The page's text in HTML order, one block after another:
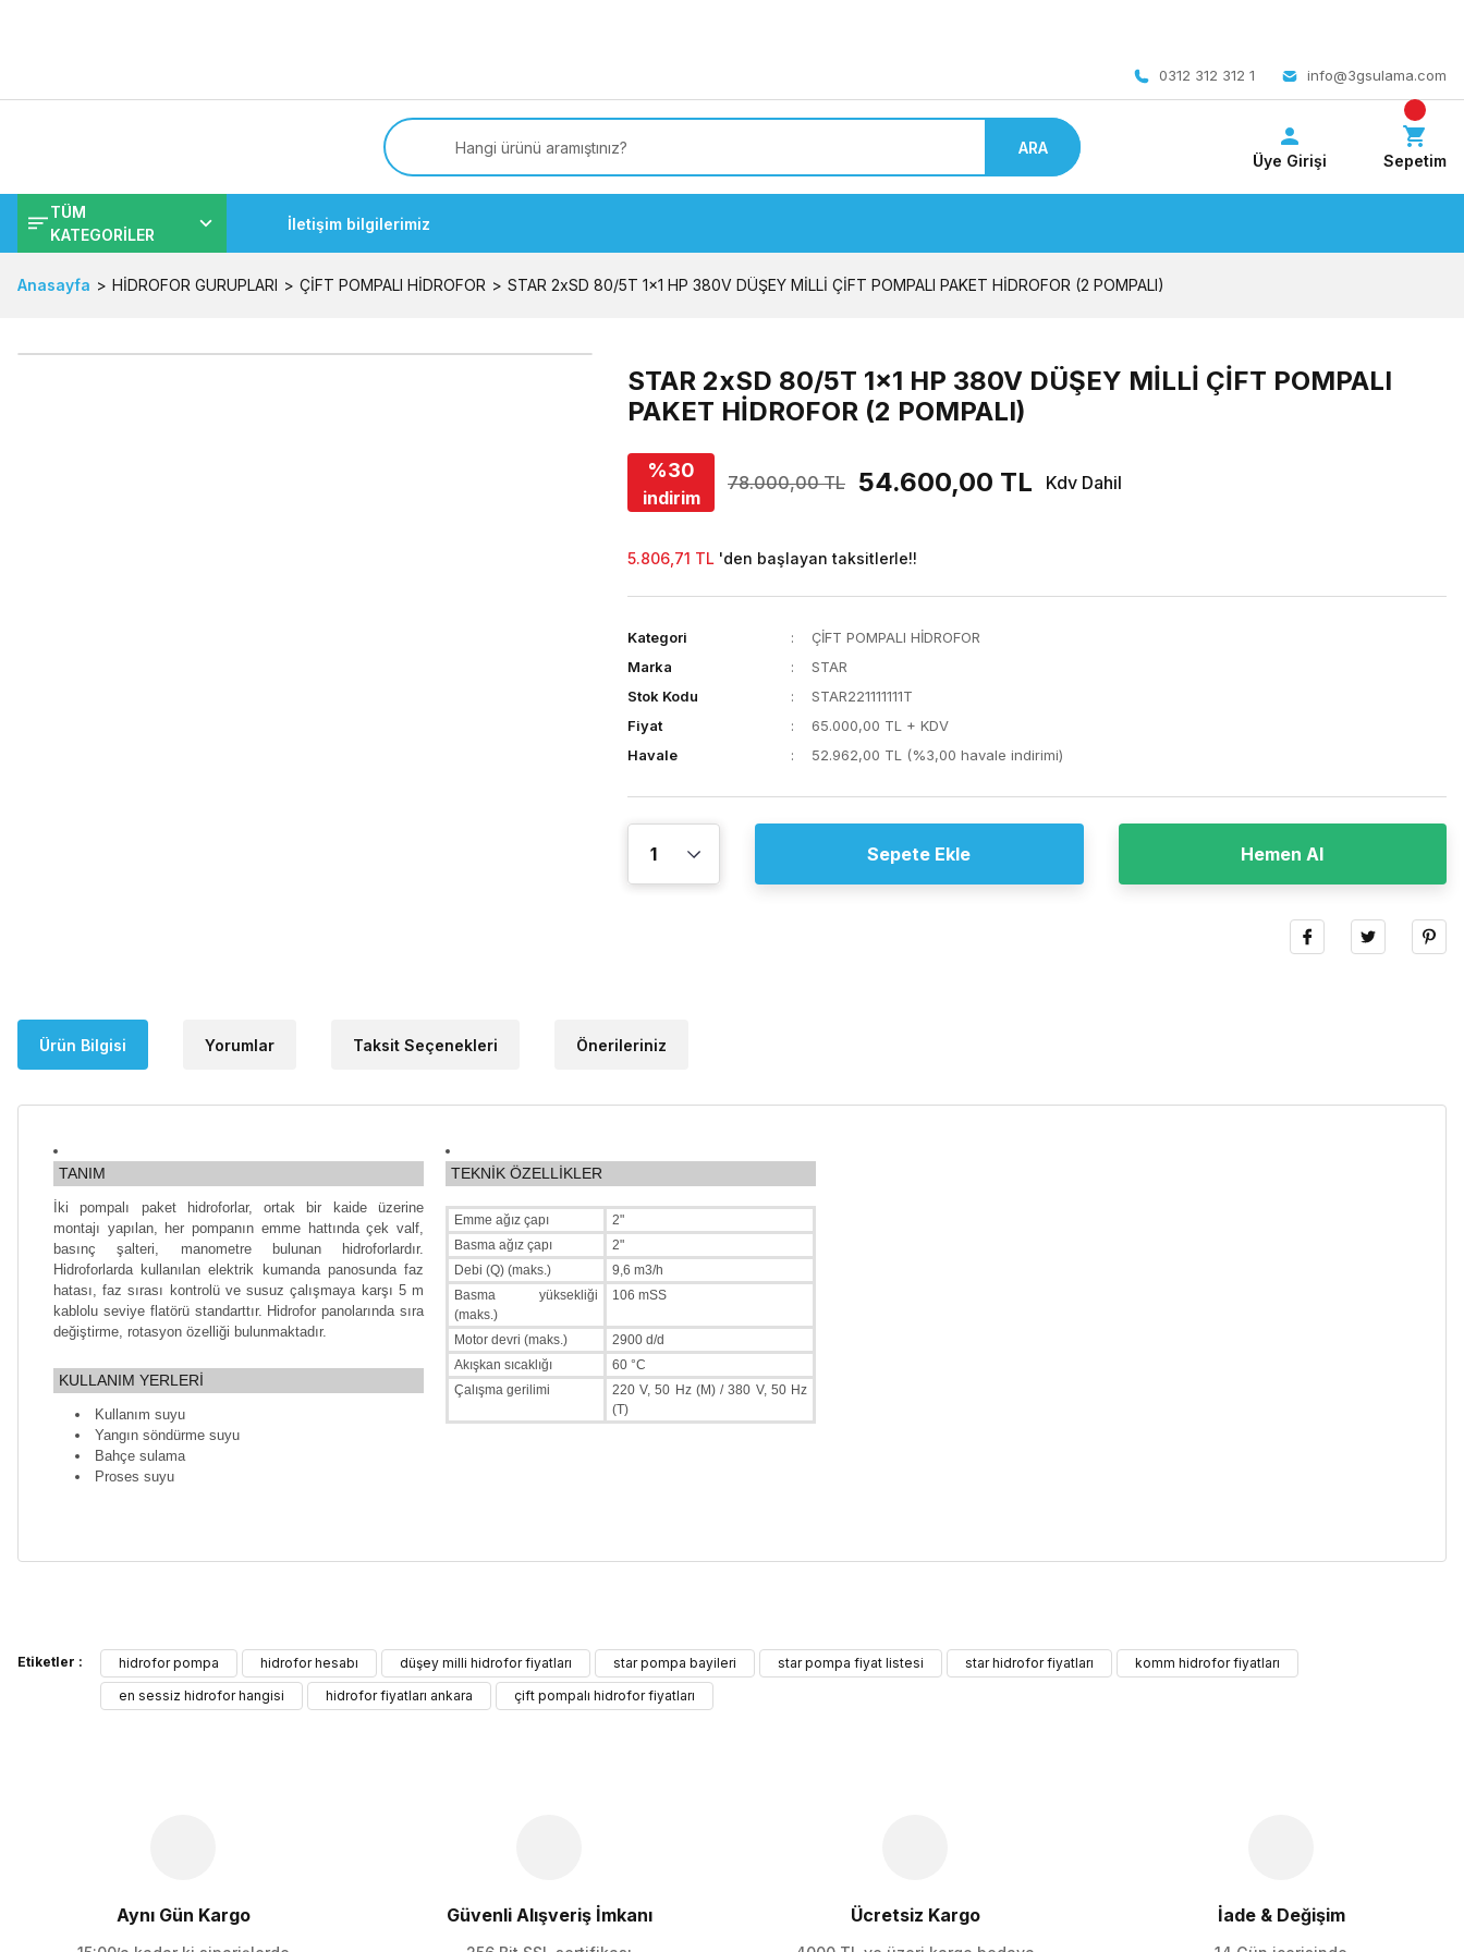
0312 312 312 1 info@3gsulama.com
ARA
Üye Girişi Sepetim
TÜM
KATEGORİLER
İletişim bilgilerimiz
Anasayfa HİDROFOR GURUPLARI ÇİFT POMPALI HİDROFOR STAR 2xSD 80/5T 1x1 HP 380V DÜŞEY MİLLİ ÇİFT POMPALI PAKET HİDROFOR (2 POMPALI)
STAR 2xSD 80/5T 1x1 HP 380V DÜŞEY MİLLİ ÇİFT POMPALI
PAKET HİDROFOR (2 POMPALI)
%30
indirim
78.000,00 TL 54.600,00 TL Kdv Dahil
5.806,71 TL 'den başlayan taksitlerle!!
Kategori
ÇİFT POMPALI HİDROFOR
Marka
STAR
Stok Kodu
STAR221111111T
Fiyat
65.000,00 TL + KDV
Havale
52.962,00 TL (%3,00 havale indirimi)
Sepete Ekle Hemen Al
Ürün Bilgisi Yorumlar Taksit Seçenekleri Önerileriniz
TANIM
İki pompalı paket hidroforlar, ortak bir kaide üzerine
montajı yapılan, her pompanın emme hattında çek valf,
basınç şalteri, manometre bulunan hidroforlardır.
Hidroforlarda kullanılan elektrik kumanda panosunda faz
hatası, faz sırası kontrolü ve susuz çalışmaya karşı 5 m
kablolu seviye flatörü standarttır. Hidrofor panolarında sıra
değiştirme, rotasyon özelliği bulunmaktadır.
KULLANIM YERLERİ
Kullanım suyu
Yangın söndürme suyu
Bahçe sulama
Proses suyu
TEKNİK ÖZELLİKLER
Emme ağız çapı
2"
Basma ağız çapı
2"
Debi (Q) (maks.)
9,6 m3/h
Basma yüksekliği
(maks.)
106 mSS
Motor devri (maks.)
2900 d/d
Akışkan sıcaklığı
60 °C
Çalışma gerilimi
220 V, 50 Hz (M) / 380 V, 50 Hz
(T)
Bu ürüne ilk yorumu siz yapın!
Görüş ve önerileriniz için teşekkür ederiz.
Etiketler : hidrofor pompa hidrofor hesabı düşey milli hidrofor fiyatları star pompa bayileri star pompa fiyat listesi star hidrofor fiyatları
komm hidrofor fiyatları
en sessiz hidrofor hangisi
hidrofor fiyatları ankara çift pompalı hidrofor fiyatları
Aynı Gün Kargo Güvenli Alışveriş İmkanı Ücretsiz Kargo İade & Değişim